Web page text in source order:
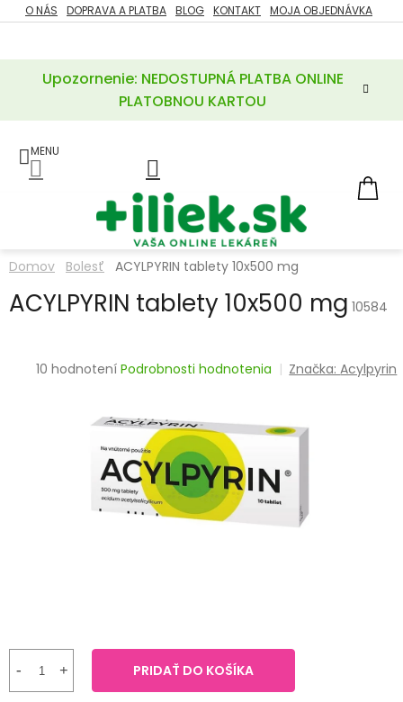
Prejsť
na
Upozornenie: NEDOSTUPNÁ PLATBA ONLINE
PLATOBNOU KARTOU
O NÁS DOPRAVA A PLATBA BLOG KONTAKT MOJA OBJEDNÁVKA
ZĽAVY
POTREBY
A
LIEKY
A
MINERÁLY
KOZMETIKA
ZDRAVOTNÍCKE
POMÔCKY
Domov Bolesť ACYLPYRIN tablety 10x500 mg
ACYLPYRIN tablety 10x500 mg 10584
Priemerné
hviezdičiek.
10 hodnotení Podrobnosti hodnotenia Značka:Acylpyrin
PRIDAŤ DO KOŠÍKA